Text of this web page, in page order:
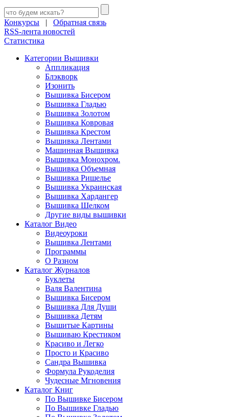
Конкурсы | Обратная связь
RSS-лента новостей
Статистика
Категории Вышивки
Аппликация
Блэкворк
Изонить
Вышивка Бисером
Вышивка Гладью
Вышивка Золотом
Вышивка Ковровая
Вышивка Крестом
Вышивка Лентами
Машинная Вышивка
Вышивка Монохром.
Вышивка Объемная
Вышивка Ришелье
Вышивка Украинская
Вышивка Хардангер
Вышивка Шелком
Другие виды вышивки
Каталог Видео
Видеоуроки
Вышивка Лентами
Программы
О Разном
Каталог Журналов
Буклеты
Валя Валентина
Вышивка Бисером
Вышивка Для Души
Вышивка Детям
Вышитые Картины
Вышиваю Крестиком
Красиво и Легко
Просто и Красиво
Сандра Вышивка
Формула Рукоделия
Чудесные Мгновения
Каталог Книг
По Вышивке Бисером
По Вышивке Гладью